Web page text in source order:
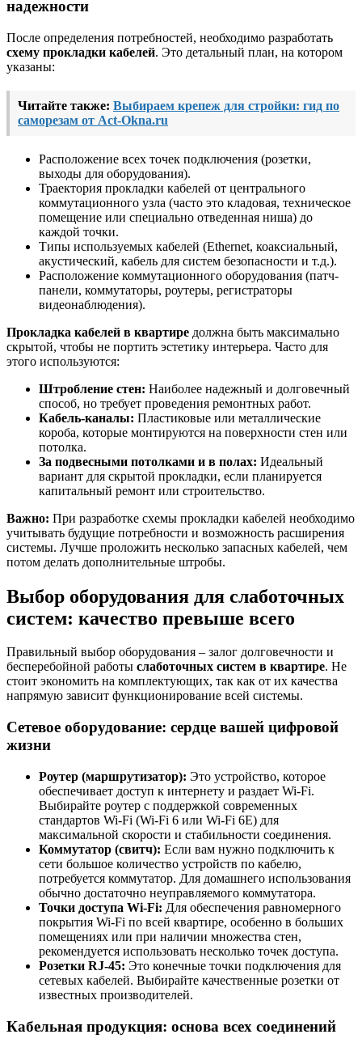
надежности
После определения потребностей, необходимо разработать
схему прокладки кабелей. Это детальный план, на котором
указаны:
Читайте также: Выбираем крепеж для стройки: гид по
саморезам от Act-Okna.ru
Расположение всех точек подключения (розетки,
выходы для оборудования).
Траектория прокладки кабелей от центрального
коммутационного узла (часто это кладовая, техническое
помещение или специально отведенная ниша) до
каждой точки.
Типы используемых кабелей (Ethernet, коаксиальный,
акустический, кабель для систем безопасности и т.д.).
Расположение коммутационного оборудования (патч-
панели, коммутаторы, роутеры, регистраторы
видеонаблюдения).
Прокладка кабелей в квартире должна быть максимально
скрытой, чтобы не портить эстетику интерьера. Часто для
этого используются:
Штробление стен: Наиболее надежный и долговечный
способ, но требует проведения ремонтных работ.
Кабель-каналы: Пластиковые или металлические
короба, которые монтируются на поверхности стен или
потолка.
За подвесными потолками и в полах: Идеальный
вариант для скрытой прокладки, если планируется
капитальный ремонт или строительство.
Важно: При разработке схемы прокладки кабелей необходимо
учитывать будущие потребности и возможность расширения
системы. Лучше проложить несколько запасных кабелей, чем
потом делать дополнительные штробы.
Выбор оборудования для слаботочных
систем: качество превыше всего
Правильный выбор оборудования – залог долговечности и
бесперебойной работы слаботочных систем в квартире. Не
стоит экономить на комплектующих, так как от их качества
напрямую зависит функционирование всей системы.
Сетевое оборудование: сердце вашей цифровой
жизни
Роутер (маршрутизатор): Это устройство, которое
обеспечивает доступ к интернету и раздает Wi-Fi.
Выбирайте роутер с поддержкой современных
стандартов Wi-Fi (Wi-Fi 6 или Wi-Fi 6E) для
максимальной скорости и стабильности соединения.
Коммутатор (свитч): Если вам нужно подключить к
сети большое количество устройств по кабелю,
потребуется коммутатор. Для домашнего использования
обычно достаточно неуправляемого коммутатора.
Точки доступа Wi-Fi: Для обеспечения равномерного
покрытия Wi-Fi по всей квартире, особенно в больших
помещениях или при наличии множества стен,
рекомендуется использовать несколько точек доступа.
Розетки RJ-45: Это конечные точки подключения для
сетевых кабелей. Выбирайте качественные розетки от
известных производителей.
Кабельная продукция: основа всех соединений